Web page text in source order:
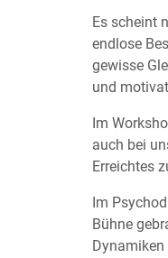
Es scheint
endlose
gewisse
und
Im
auch bei
Erreichtes
Im
Bühne